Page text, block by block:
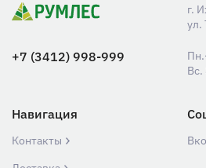
г.
ул.
+7 (3412) 998-999
Вс.
Навигация
Контакты